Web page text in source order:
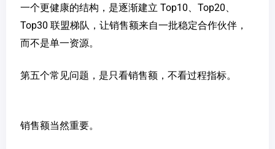
一个更健康的结构，是逐渐建立 Top10、Top20、
Top30 联盟梯队，让销售额来自一批稳定合作伙伴，
而不是单一资源。
第五个常见问题，是只看销售额，不看过程指标。
销售额当然重要。